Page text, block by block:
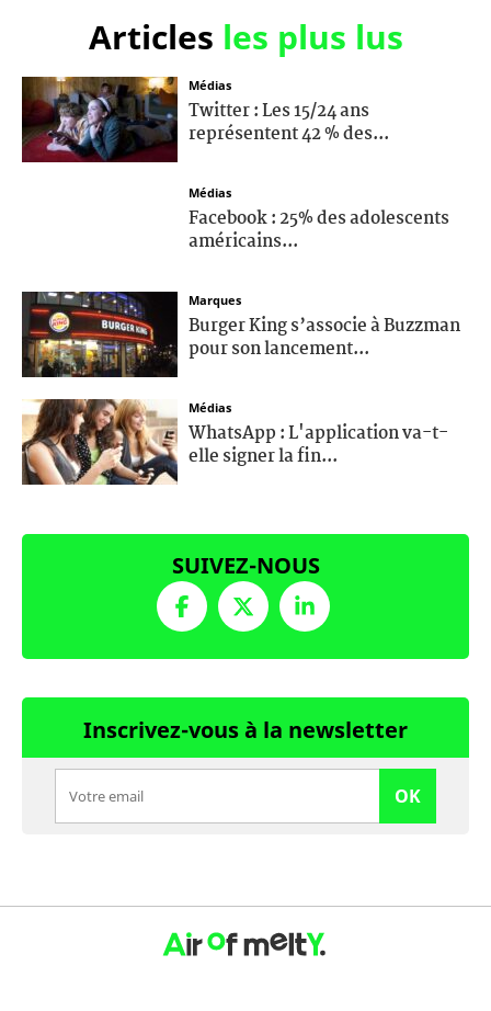
Articles les plus lus
Médias
Twitter : Les 15/24 ans
représentent 42 % des...
Médias
Facebook : 25% des adolescents
américains...
Marques
Burger King s’associe à Buzzman
pour son lancement...
Médias
WhatsApp : L'application va-t-
elle signer la fin...
SUIVEZ-NOUS
Inscrivez-vous à la newsletter
OK